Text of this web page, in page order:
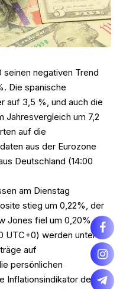
negativen Trend
Die spanische
auf 3,5 %, und auch die
Jahresvergleich um 7,2
auf die
aus der Eurozone
Deutschland (14:00
am Dienstag
stieg um 0,22%, der
Jones fiel um 0,20%. Im
UTC+0) werden unter
auf
persönlichen
Inflationsindikator der